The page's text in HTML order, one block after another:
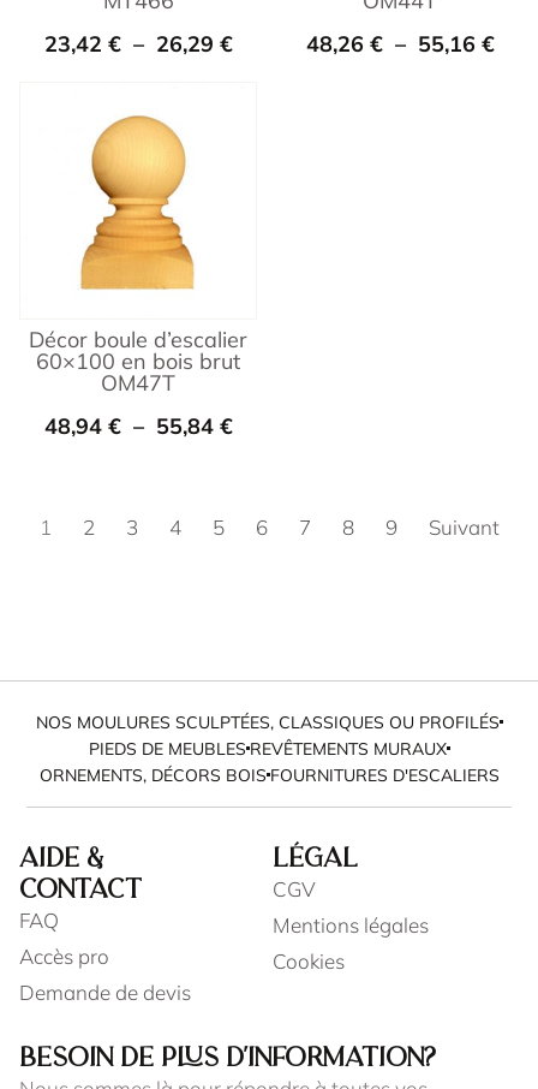
23,42 € – 26,29 €
48,26 € – 55,16 €
Décor boule d’escalier
60×100 en bois brut
OM47T
48,94 € – 55,84 €
1 2 3 4 5 6 7 8 9 Suivant
NOS MOULURES SCULPTÉES, CLASSIQUES OU PROFILÉS
PIEDS DE MEUBLESREVÊTEMENTS MURAUX
ORNEMENTS, DÉCORS BOISFOURNITURES D'ESCALIERS
AIDE &
CONTACT
FAQ
Accès pro
Demande de devis
LÉGAL
CGV
Mentions légales
Cookies
BESOIN DE PLUS D'INFORMATION?